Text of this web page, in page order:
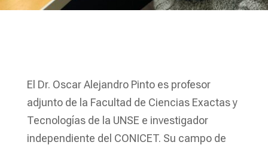
El Dr. Oscar Alejandro Pinto es profesor
adjunto de la Facultad de Ciencias Exactas y
Tecnologías de la UNSE e investigador
independiente del CONICET. Su campo de